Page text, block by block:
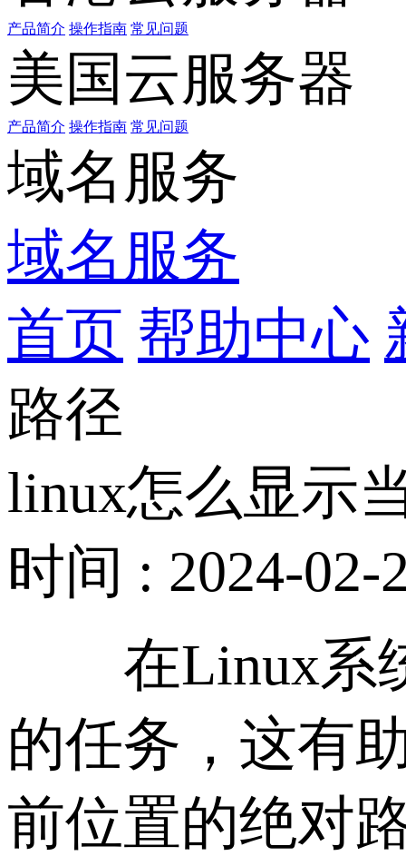
产品简介 操作指南 常见问题
美国云服务器
产品简介 操作指南 常见问题
域名服务
域名服务
首页 帮助中心
路径
linux怎么显示
时间 : 2024-02-
在Linux系统
的任务，这有
前位置的绝对